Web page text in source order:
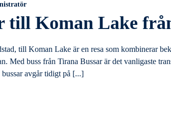
till Koman Lake
till Koman Lake är en resa som kombinerar
Med buss från Tirana Bussar är det vanligaste
avgår tidigt på [...]